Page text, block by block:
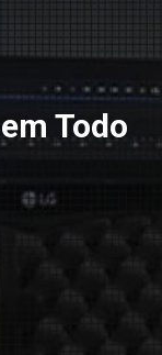
Todo